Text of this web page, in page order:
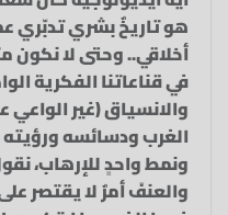
هو تاريخٌ بشري تدبّري
أخلاقي.. وحتى لا نكون
في قناعاتنا الفكرية
والانسياق (غير
الغرب ودسائسه
ونمط واحدٍ للإرهاب،
والعنفَ أمرٌ لا يقتصر